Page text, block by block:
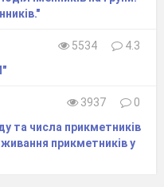
5534
4.3
3937
0
та числа прикметників
прикметників у